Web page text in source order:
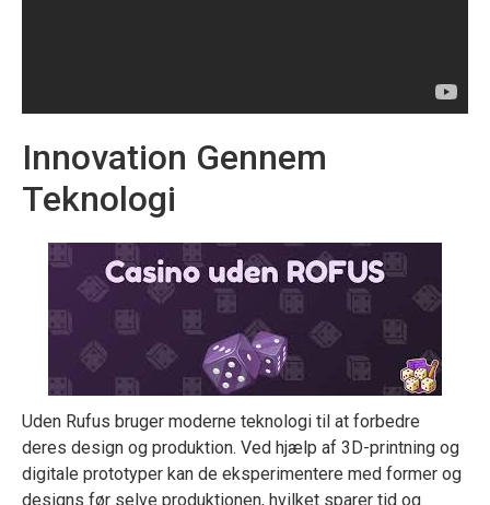
Innovation Gennem
Teknologi
Uden Rufus bruger moderne teknologi til at forbedre
deres design og produktion. Ved hjælp af 3D-printning og
digitale prototyper kan de eksperimentere med former og
designs før selve produktionen, hvilket sparer tid og